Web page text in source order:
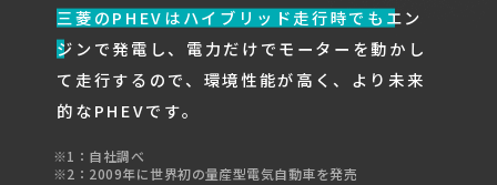
三菱のPHEVはハイブリッド走行時でもエン
ジンで発電し、電力だけでモーターを動かし
て走行するので、 環境性能が高く 、 より未来
的なPHEVです。
※1：自社調べ
※2：2009年に世界初の量産型電気自動車を発売